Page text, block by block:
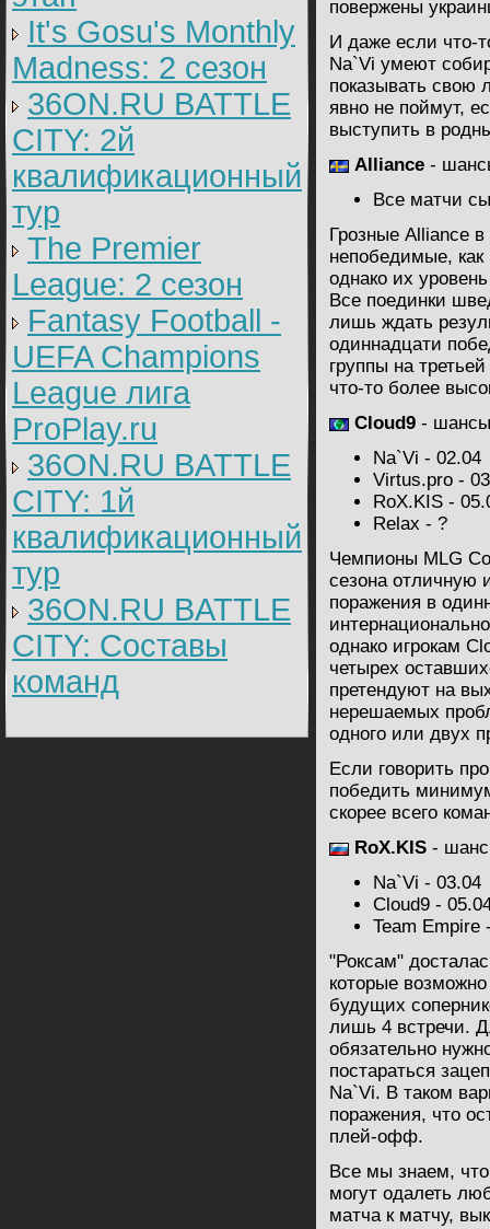
It's Gosu's Monthly
Madness: 2 сезон
36ON.RU BATTLE
CITY: 2й
квалификационный
тур
The Premier
League: 2 cезон
Fantasy Football -
UEFA Champions
League лига
ProPlay.ru
36ON.RU BATTLE
CITY: 1й
квалификационный
тур
36ON.RU BATTLE
CITY: Составы
команд
повержены
И даже если что-
Na`Vi умеют
показывать свою
явно не поймут,
выступить в
Alliance -
Все матчи
Грозные Alliance в
непобедимые, как
однако их
Все поединки
лишь ждать
одиннадцати
группы на
что-то более
Cloud9 -
Na`Vi - 02.04
Virtus.pro -
RoX.KIS -
Relax - ?
Чемпионы MLG
сезона отличную
поражения в
однако игрокам
четырех
претендуют на
нерешаемых
одного или двух
Если говорить
победить
скорее всего
RoX.KIS -
Na`Vi - 03.04
Cloud9 -
Team Empire
"Роксам"
которые
будущих
лишь 4 встречи.
обязательно
постараться
Na`Vi. В таком
поражения, что
плей-офф.
Все мы знаем,
могут одалеть
матча к матчу,